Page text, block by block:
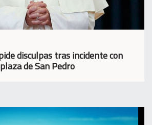
disculpas tras incidente con
de San Pedro